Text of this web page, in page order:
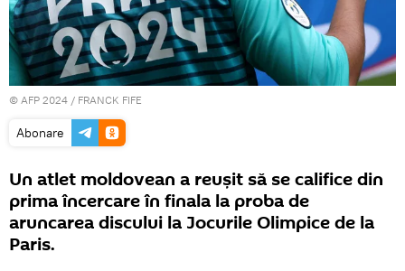
© AFP 2024 / FRANCK FIFE
Abonare
Un atlet moldovean a reușit să se califice din
prima încercare în finala la proba de
aruncarea discului la Jocurile Olimpice de la
Paris.